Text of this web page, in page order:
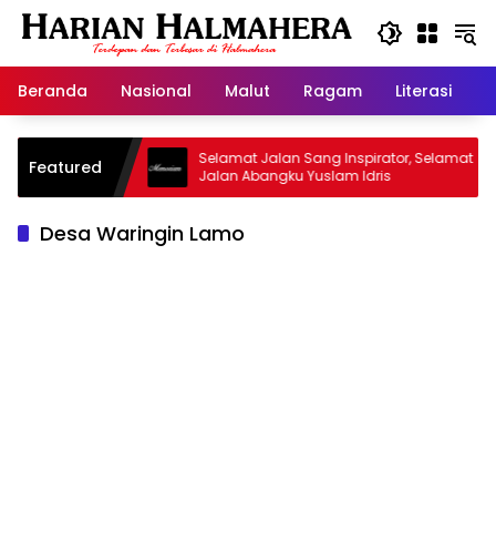
Langsung
Beranda
Nasional Malut Ragam Literasi
Featured
Warisan
Selamat Jalan Sang Inspirator, Selamat
Jalan Abangku Yuslam Idris
Desa Waringin Lamo